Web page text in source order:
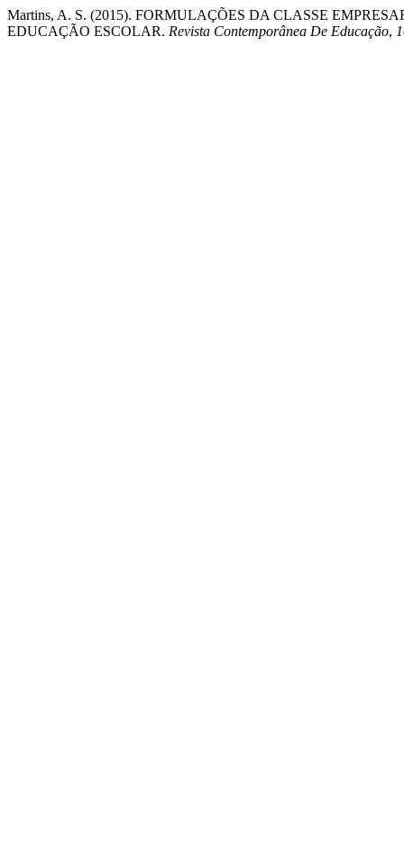
Martins, A. S. (2015). FORMULAÇÕES DA CLASSE
EDUCAÇÃO ESCOLAR. Revista Contemporânea De Educação,